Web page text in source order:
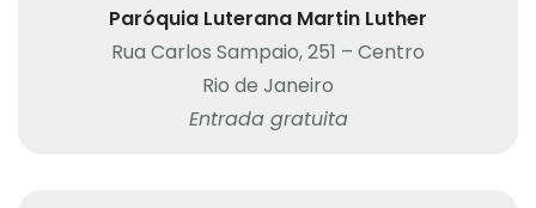
Paróquia Luterana Martin Luther
Rua Carlos Sampaio, 251 – Centro
Rio de Janeiro
Entrada gratuita